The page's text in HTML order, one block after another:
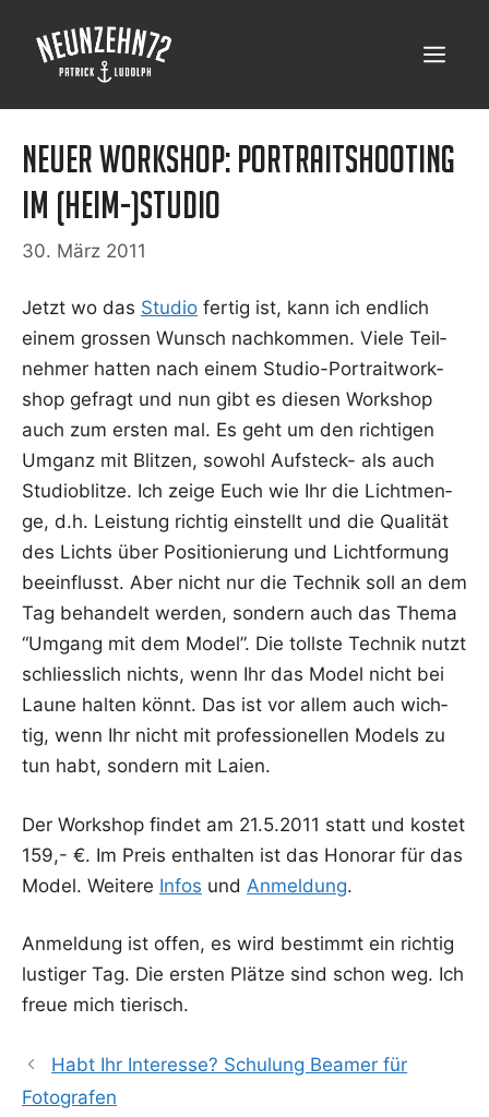
Inhalt
springen
Menü
Neuer Workshop: Portraitshooting
im (Heim-)Studio
30. März 2011
Jetzt wo das Stu­dio fer­tig ist, kann ich end­lich
einem gros­sen Wunsch nach­kom­men. Vie­le Teil­
neh­mer hat­ten nach einem Stu­dio-Por­trait­work­
shop gefragt und nun gibt es die­sen Work­shop
auch zum ers­ten mal. Es geht um den rich­ti­gen
Umganz mit Blit­zen, sowohl Auf­steck- als auch
Stu­dio­blit­ze. Ich zei­ge Euch wie Ihr die Licht­men­
ge, d.h. Leis­tung rich­tig ein­stellt und die Qua­li­tät
des Lichts über Posi­tio­nie­rung und Licht­for­mung
beein­flusst. Aber nicht nur die Tech­nik soll an dem
Tag behan­delt wer­den, son­dern auch das The­ma
“Umgang mit dem Model”. Die tolls­te Tech­nik nutzt
schliess­lich nichts, wenn Ihr das Model nicht bei
Lau­ne hal­ten könnt. Das ist vor allem auch wich­
tig, wenn Ihr nicht mit pro­fes­sio­nel­len Models zu
tun habt, son­dern mit Laien.
Der Work­shop fin­det am 21.5.2011 statt und kos­tet
159,- €. Im Preis ent­hal­ten ist das Hono­rar für das
Model. Wei­te­re Infos und Anmel­dung.
Anmel­dung ist offen, es wird bestimmt ein rich­tig
lus­ti­ger Tag. Die ers­ten Plät­ze sind schon weg. Ich
freue mich tierisch.
Habt Ihr Interesse? Schulung Beamer für
Fotografen